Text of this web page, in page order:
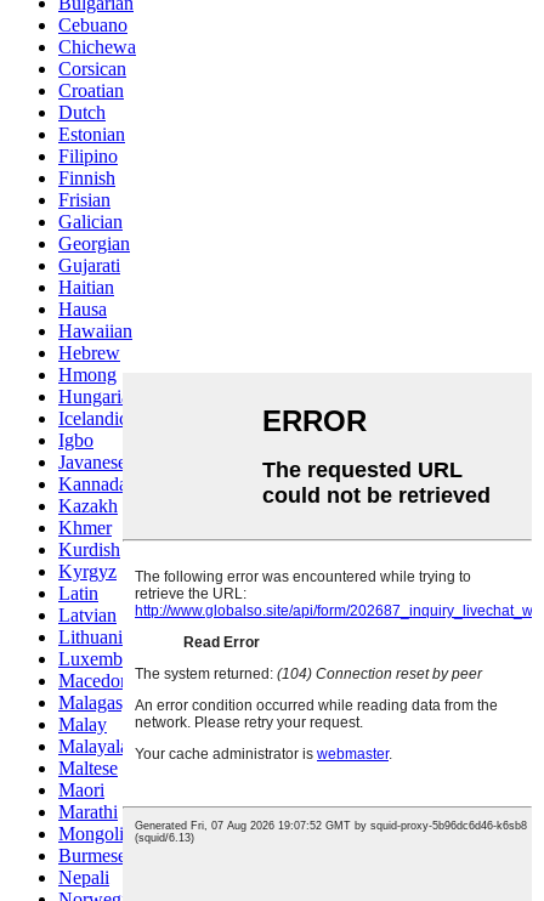
Cebuano
Chichewa
Corsican
Croatian
Dutch
Estonian
Filipino
Finnish
Frisian
Galician
Georgian
Gujarati
Haitian
Hausa
Hawaiian
Hebrew
Hmong
Hungarian
Icelandic
Igbo
Javanese
Kannada
Kazakh
Khmer
Kurdish
Kyrgyz
Latin
Latvian
Lithuanian
Luxembou..
Macedonian
Malagasy
Malay
Malayalam
Maltese
Maori
Marathi
Mongolian
Burmese
Nepali